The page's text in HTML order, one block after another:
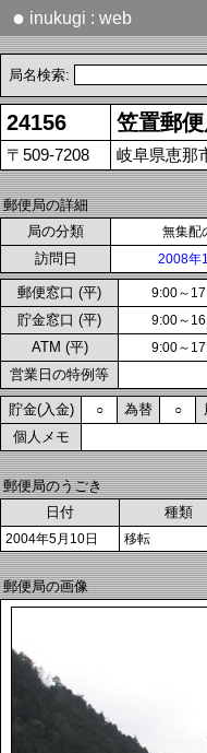
● inukugi : web
局名検索:
24156 笠置郵
〒509-7208 岐阜県恵那
郵便局の詳細
局の分類
無集配
訪問日 2008年
郵便窓口 (平) 9:00～
貯金窓口 (平) 9:00～
ATM (平) 9:00～
営業日の特例等
貯金(入金) ○ 為替 ○
個人メモ
郵便局のうごき
日付
種類
2004年5月10日 移転
郵便局の画像